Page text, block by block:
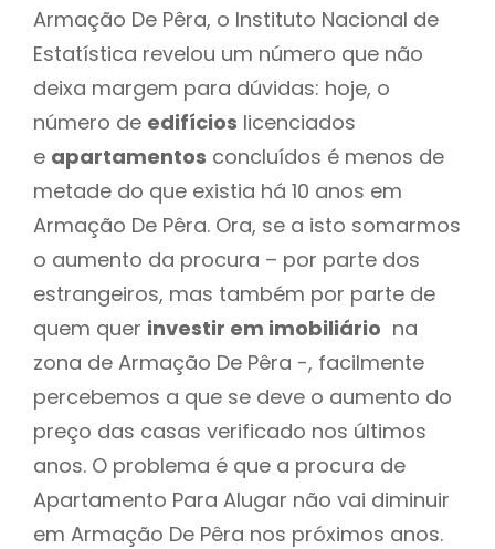
Armação De Pêra, o Instituto Nacional de
Estatística revelou um número que não
deixa margem para dúvidas: hoje, o
número de edifícios licenciados
e apartamentos concluídos é menos de
metade do que existia há 10 anos em
Armação De Pêra. Ora, se a isto somarmos
o aumento da procura – por parte dos
estrangeiros, mas também por parte de
quem quer investir em imobiliário na
zona de Armação De Pêra -, facilmente
percebemos a que se deve o aumento do
preço das casas verificado nos últimos
anos. O problema é que a procura de
Apartamento Para Alugar não vai diminuir
em Armação De Pêra nos próximos anos.